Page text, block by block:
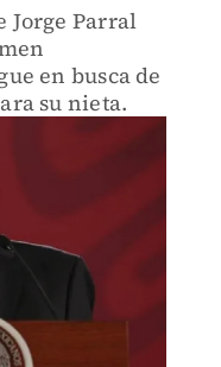
Jorge Parral
en busca de
su nieta.